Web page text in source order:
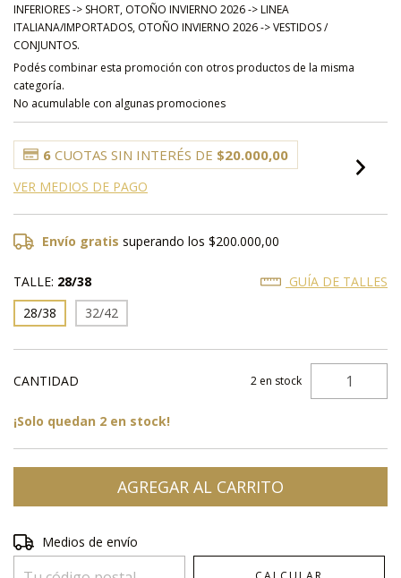
INFERIORES -> SHORT, OTOÑO INVIERNO 2026 -> LINEA
ITALIANA/IMPORTADOS, OTOÑO INVIERNO 2026 -> VESTIDOS /
CONJUNTOS.
Podés combinar esta promoción con otros productos de la misma
categoría.
No acumulable con algunas promociones
6 CUOTAS SIN INTERÉS DE $20.000,00
VER MEDIOS DE PAGO
Envío gratis superando los$200.000,00
TALLE: 28/38
GUÍA DE TALLES
28/38
32/42
CANTIDAD 2 en stock
¡Solo quedan 2 en stock!
Entregas para el CP:
Medios de envío